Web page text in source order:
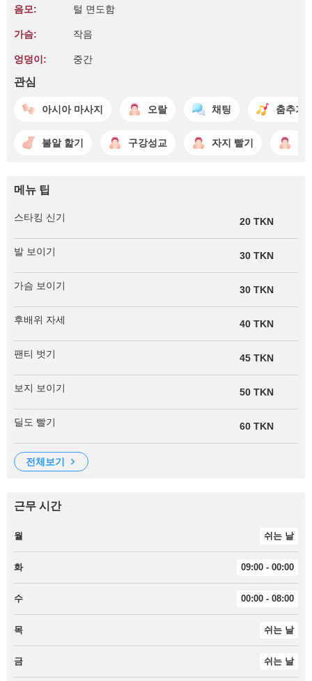
음모: 털 면도함
가슴: 작음
엉덩이: 중간
관심
아시아 마사지 오랄 채팅 춤추기
불알 핥기 구강성교 자지 빨기
메뉴 팁
스타킹 신기 20 TKN
발 보이기 30 TKN
가슴 보이기 30 TKN
후배위 자세 40 TKN
팬티 벗기 45 TKN
보지 보이기 50 TKN
딜도 빨기 60 TKN
전체보기
근무 시간
월 쉬는 날
화 09:00 - 00:00
수 00:00 - 08:00
목 쉬는 날
금 쉬는 날